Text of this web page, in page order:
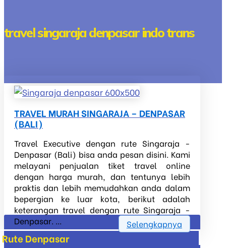
travel singaraja denpasar indo trans
TRAVEL MURAH SINGARAJA – DENPASAR
(BALI)
Travel Executive dengan rute Singaraja -
Denpasar (Bali) bisa anda pesan disini. Kami
melayani penjualan tiket travel online
dengan harga murah, dan tentunya lebih
praktis dan lebih memudahkan anda dalam
bepergian ke luar kota, berikut adalah
keterangan travel dengan rute Singaraja -
Denpasar. ...
Selengkapnya
Rute Denpasar